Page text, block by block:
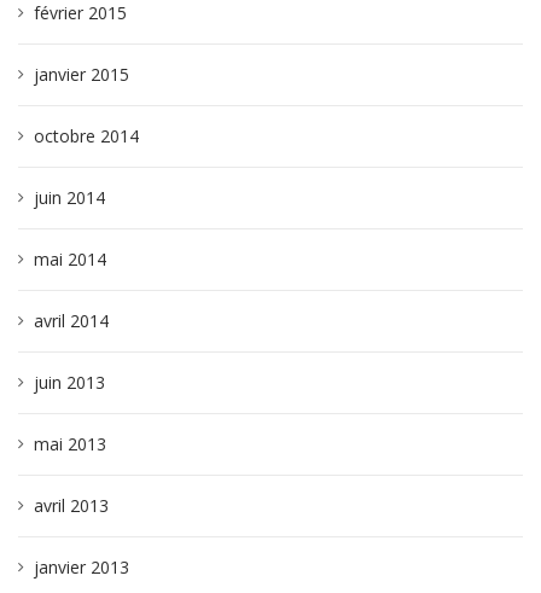
février 2015
janvier 2015
octobre 2014
juin 2014
mai 2014
avril 2014
juin 2013
mai 2013
avril 2013
janvier 2013